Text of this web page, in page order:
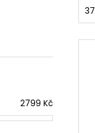
2799 Kč
37